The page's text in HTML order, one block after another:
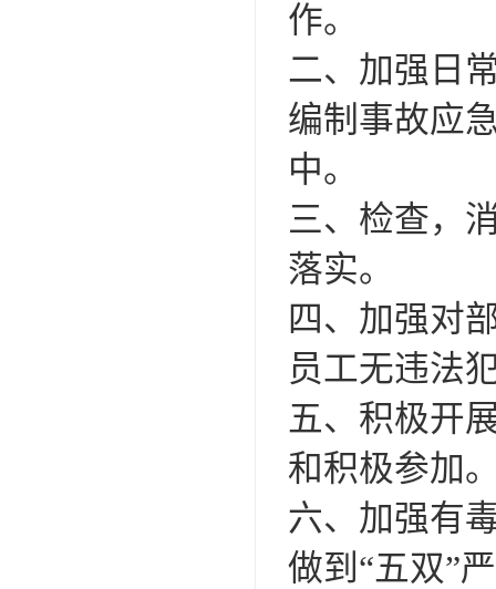
作。
二、加强日
编制事故应
中。
三、检查，
落实。
四、加强对
员工无违法
五、积极开
和积极参加
六、加强有
做到“五双”